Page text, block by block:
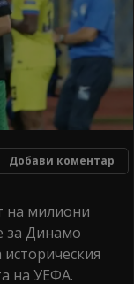
Добави коментар
на милиони
за Динамо
на УЕФА.